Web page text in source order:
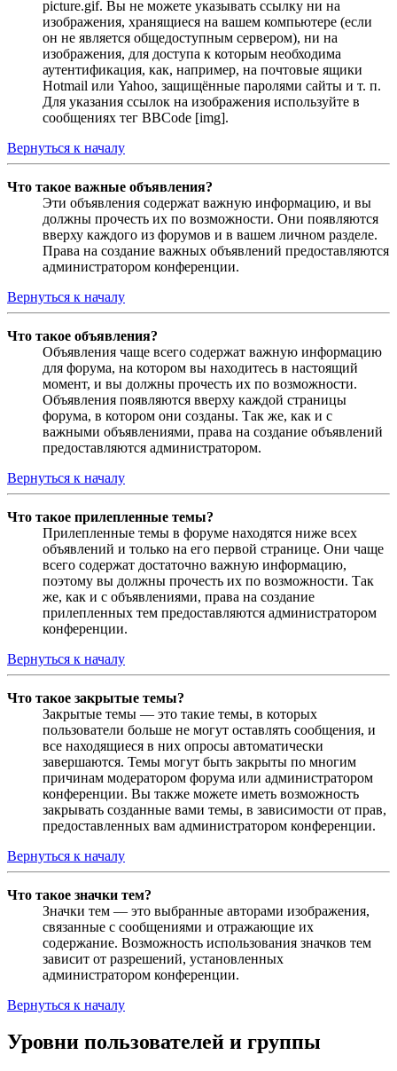
picture.gif. Вы не можете указывать ссылку ни на
изображения, хранящиеся на вашем компьютере (если
он не является общедоступным сервером), ни на
изображения, для доступа к которым необходима
аутентификация, как, например, на почтовые ящики
Hotmail или Yahoo, защищённые паролями сайты и т. п.
Для указания ссылок на изображения используйте в
сообщениях тег BBCode [img].
Вернуться к началу
Что такое важные объявления?
Эти объявления содержат важную информацию, и вы
должны прочесть их по возможности. Они появляются
вверху каждого из форумов и в вашем личном разделе.
Права на создание важных объявлений предоставляются
администратором конференции.
Вернуться к началу
Что такое объявления?
Объявления чаще всего содержат важную информацию
для форума, на котором вы находитесь в настоящий
момент, и вы должны прочесть их по возможности.
Объявления появляются вверху каждой страницы
форума, в котором они созданы. Так же, как и с
важными объявлениями, права на создание объявлений
предоставляются администратором.
Вернуться к началу
Что такое прилепленные темы?
Прилепленные темы в форуме находятся ниже всех
объявлений и только на его первой странице. Они чаще
всего содержат достаточно важную информацию,
поэтому вы должны прочесть их по возможности. Так
же, как и с объявлениями, права на создание
прилепленных тем предоставляются администратором
конференции.
Вернуться к началу
Что такое закрытые темы?
Закрытые темы — это такие темы, в которых
пользователи больше не могут оставлять сообщения, и
все находящиеся в них опросы автоматически
завершаются. Темы могут быть закрыты по многим
причинам модератором форума или администратором
конференции. Вы также можете иметь возможность
закрывать созданные вами темы, в зависимости от прав,
предоставленных вам администратором конференции.
Вернуться к началу
Что такое значки тем?
Значки тем — это выбранные авторами изображения,
связанные с сообщениями и отражающие их
содержание. Возможность использования значков тем
зависит от разрешений, установленных
администратором конференции.
Вернуться к началу
Уровни пользователей и группы